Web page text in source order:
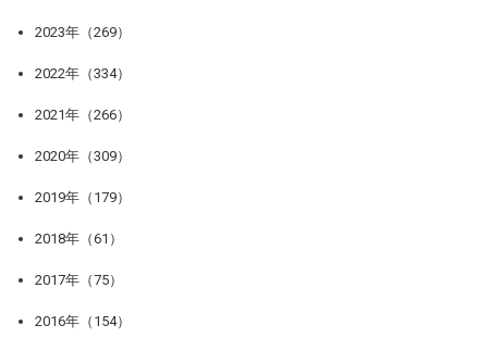
2023年（269）
2022年（334）
2021年（266）
2020年（309）
2019年（179）
2018年（61）
2017年（75）
2016年（154）